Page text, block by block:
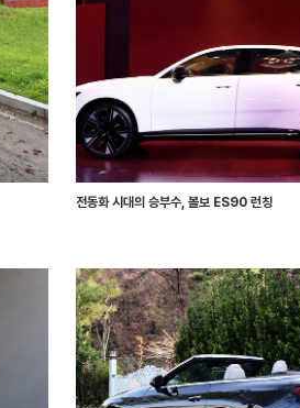
전동화 시대의 승부수, 볼보 ES90 런칭